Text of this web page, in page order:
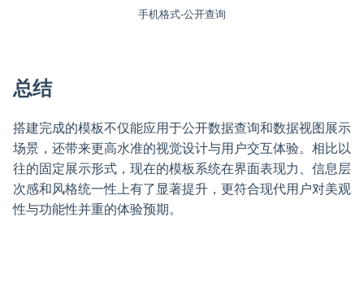
手机格式-公开查询
总结
搭建完成的模板不仅能应用于公开数据查询和数据视图展示
场景，还带来更高水准的视觉设计与用户交互体验。相比以
往的固定展示形式，现在的模板系统在界面表现力、信息层
次感和风格统一性上有了显著提升，更符合现代用户对美观
性与功能性并重的体验预期。